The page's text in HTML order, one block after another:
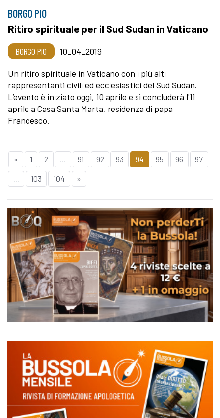
BORGO PIO
Ritiro spirituale per il Sud Sudan in Vaticano
BORGO PIO 10_04_2019
Un ritiro spirituale in Vaticano con i più alti
rappresentanti civili ed ecclesiastici del Sud Sudan.
L’evento è iniziato oggi, 10 aprile e si concluderà l'11
aprile a Casa Santa Marta, residenza di papa
Francesco.
« 1 2 ... 91 92 93 94 95 96 97
103 104 »